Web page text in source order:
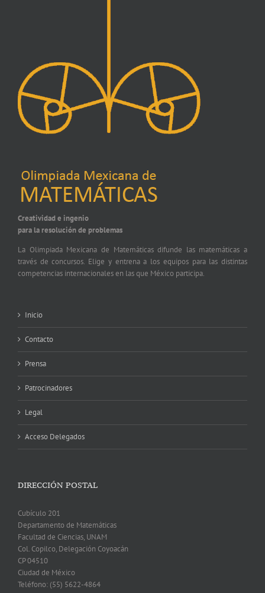
Creatividad e ingenio
para la resolución de problemas
La Olimpiada Mexicana de Matemáticas difunde las matemáticas a
través de concursos. Elige y entrena a los equipos para las distintas
competencias internacionales en las que México participa.
Inicio
Contacto
Prensa
Patrocinadores
Legal
Acceso Delegados
DIRECCIÓN POSTAL
Cubículo 201
Departamento de Matemáticas
Facultad de Ciencias, UNAM
Col. Copilco, Delegación Coyoacán
CP 04510
Ciudad de México
Teléfono: (55) 5622-4864